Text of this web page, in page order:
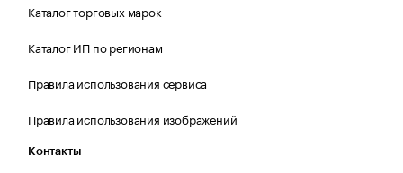
Каталог торговых марок
Каталог ИП по регионам
Правила использования сервиса
Правила использования изображений
Контакты